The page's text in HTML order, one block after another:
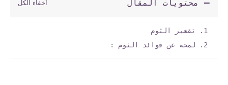
محتويات المقال
تقشير الثوم
لمحة عن فوائد الثوم :